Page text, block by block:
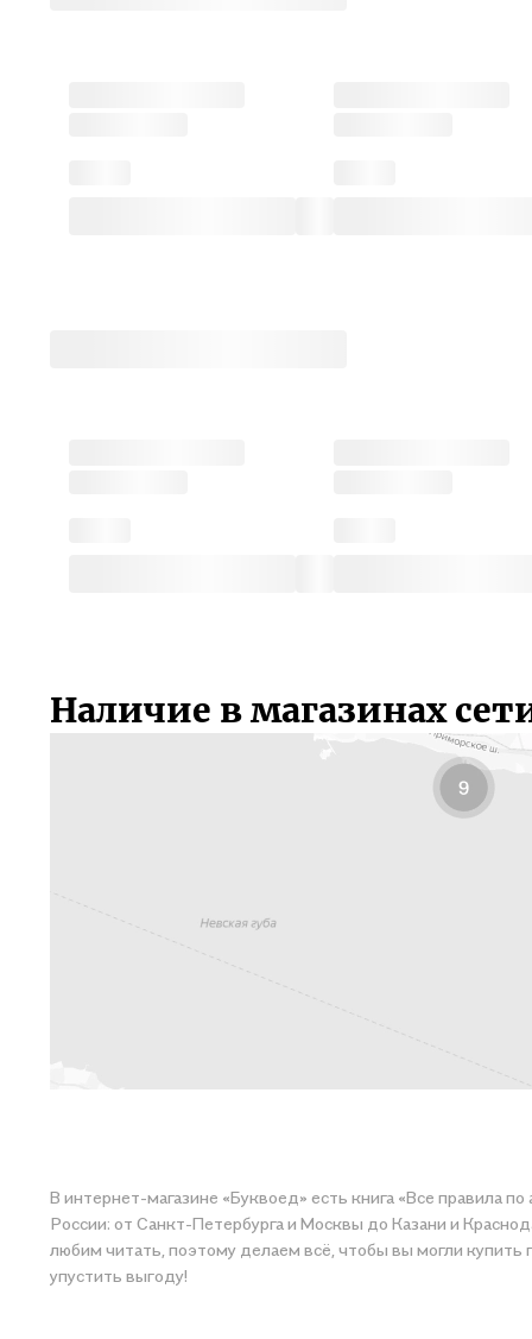
Наличие в магазинах
В интернет-магазине «Буквоед» есть книга «Все правила
России: от Санкт-Петербурга и Москвы до Казани и
любим читать, поэтому делаем всё, чтобы вы могли купить понравившуюся историю по приятной цене. Например, организуем конкурсы и проводим акции. Оставайтесь с нами, чтобы не
упустить выгоду!